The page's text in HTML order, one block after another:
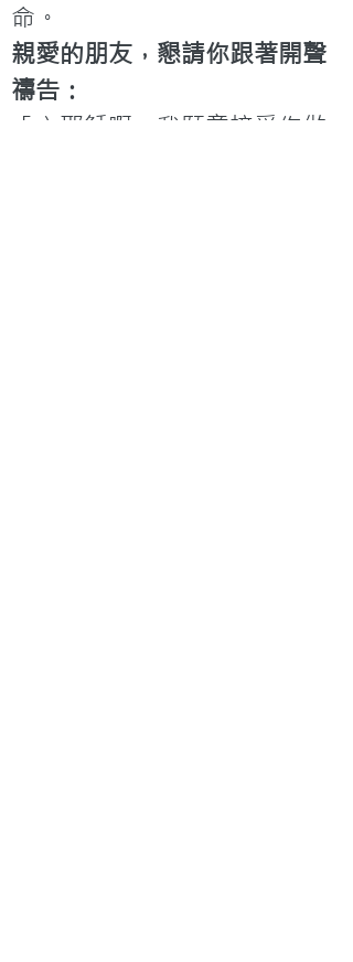
命。
親愛的朋友，懇請你跟著開聲
禱告：
「主耶穌啊，我願意接受你做